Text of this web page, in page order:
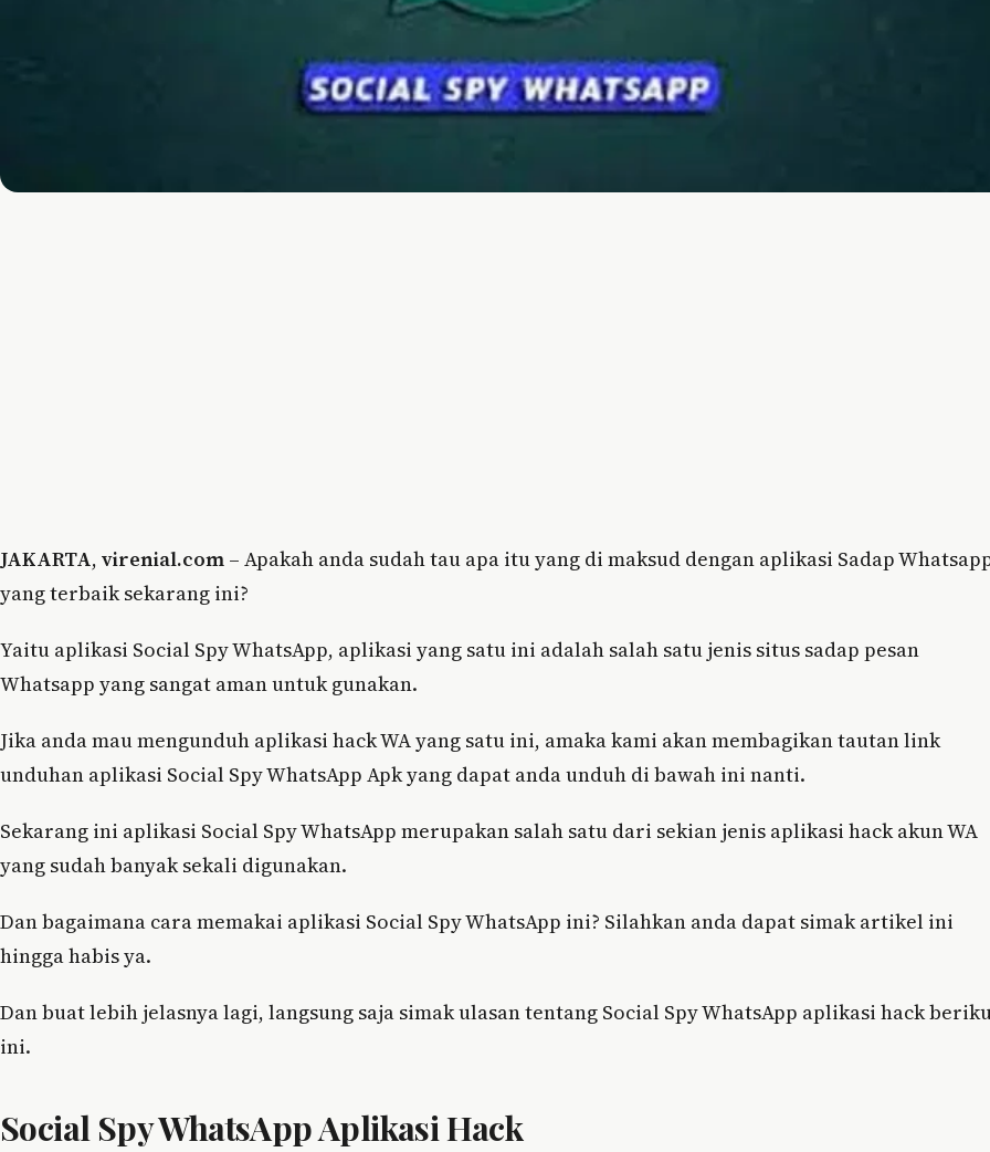
JAKARTA, virenial.com – Apakah anda sudah tau apa itu yang di maksud dengan aplikasi Sadap
yang terbaik sekarang ini?
Yaitu aplikasi Social Spy WhatsApp, aplikasi yang satu ini adalah salah satu jenis situs sadap pesan
Whatsapp yang sangat aman untuk gunakan.
Jika anda mau mengunduh aplikasi hack WA yang satu ini, amaka kami akan membagikan tautan link
unduhan aplikasi Social Spy WhatsApp Apk yang dapat anda unduh di bawah ini nanti.
Sekarang ini aplikasi Social Spy WhatsApp merupakan salah satu dari sekian jenis aplikasi hack akun WA
yang sudah banyak sekali digunakan.
Dan bagaimana cara memakai aplikasi Social Spy WhatsApp ini? Silahkan anda dapat simak artikel ini
hingga habis ya.
Dan buat lebih jelasnya lagi, langsung saja simak ulasan tentang Social Spy WhatsApp aplikasi hack
ini.
Social Spy WhatsApp Aplikasi Hack